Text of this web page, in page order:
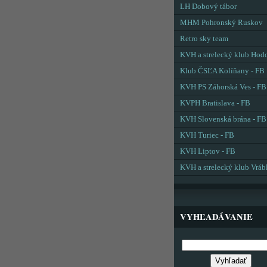
LH Dobový tábor
MHM Pohronský Ruskov
Retro sky team
KVH a strelecký klub
Klub ČSĽA Kolíňany - FB
KVH PS Záhorská Ves - FB
KVPH Bratislava - FB
KVH Slovenská brána - FB
KVH Turiec - FB
KVH Liptov - FB
KVH a strelecký klub
VYHĽADÁVANIE